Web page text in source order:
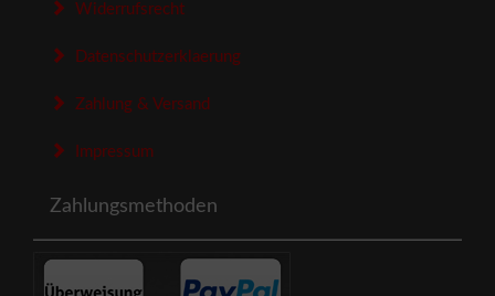
Widerrufsrecht
Datenschutzerklaerung
Zahlung & Versand
Impressum
Zahlungsmethoden